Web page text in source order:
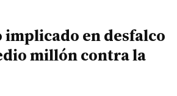
implicado en desfalco
millón contra la